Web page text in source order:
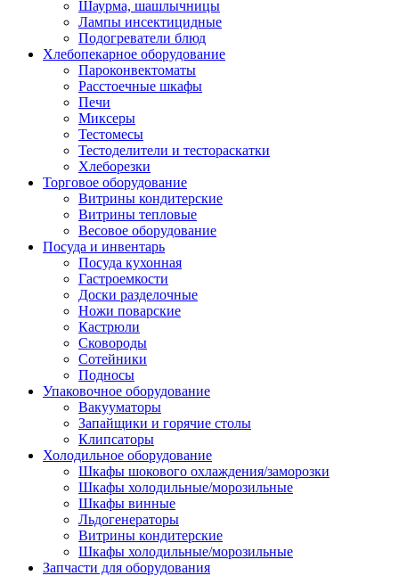
Шаурма, шашлычницы
Лампы инсектицидные
Подогреватели блюд
Хлебопекарное оборудование
Пароконвектоматы
Расстоечные шкафы
Печи
Миксеры
Тестомесы
Тестоделители и тестораскатки
Хлеборезки
Торговое оборудование
Витрины кондитерские
Витрины тепловые
Весовое оборудование
Посуда и инвентарь
Посуда кухонная
Гастроемкости
Доски разделочные
Ножи поварские
Кастрюли
Сковороды
Сотейники
Подносы
Упаковочное оборудование
Вакууматоры
Запайщики и горячие столы
Клипсаторы
Холодильное оборудование
Шкафы шокового охлаждения/заморозки
Шкафы холодильные/морозильные
Шкафы винные
Льдогенераторы
Витрины кондитерские
Шкафы холодильные/морозильные
Запчасти для оборудования